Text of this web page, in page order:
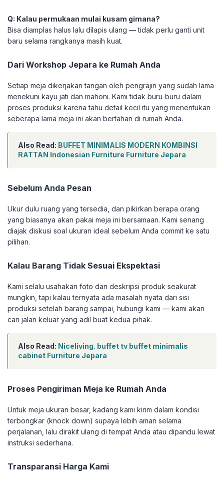
Q: Kalau permukaan mulai kusam gimana?
Bisa diamplas halus lalu dilapis ulang — tidak perlu ganti unit
baru selama rangkanya masih kuat.
Dari Workshop Jepara ke Rumah Anda
Setiap meja dikerjakan tangan oleh pengrajin yang sudah lama
menekuni kayu jati dan mahoni. Kami tidak buru-buru dalam
proses produksi karena tahu detail kecil itu yang menentukan
seberapa lama meja ini akan bertahan di rumah Anda.
Also Read: BUFFET MINIMALIS MODERN KOMBINSI
RATTAN Indonesian Furniture Furniture Jepara
Sebelum Anda Pesan
Ukur dulu ruang yang tersedia, dan pikirkan berapa orang
yang biasanya akan pakai meja ini bersamaan. Kami senang
diajak diskusi soal ukuran ideal sebelum Anda commit ke satu
pilihan.
Kalau Barang Tidak Sesuai Ekspektasi
Kami selalu usahakan foto dan deskripsi produk seakurat
mungkin, tapi kalau ternyata ada masalah nyata dari sisi
produksi setelah barang sampai, hubungi kami — kami akan
cari jalan keluar yang adil buat kedua pihak.
Also Read: Niceliving. buffet tv buffet minimalis
cabinet Furniture Jepara
Proses Pengiriman Meja ke Rumah Anda
Untuk meja ukuran besar, kadang kami kirim dalam kondisi
terbongkar (knock down) supaya lebih aman selama
perjalanan, lalu dirakit ulang di tempat Anda atau dipandu lewat
instruksi sederhana.
Transparansi Harga Kami